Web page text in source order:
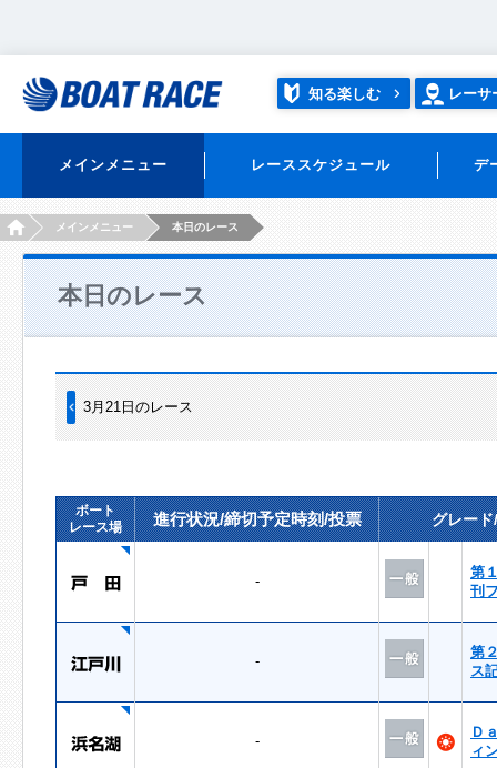
知る楽しむ レーサ
メインメニュー レーススケジュール デ
HOMEメインメニュー 本日のレース
本日のレース
3月21日のレース
ボート
レース場
進行状況/締切予定時刻/投票 グレー
-
第
刊
-
第
ス
-
Ｄ
ィ